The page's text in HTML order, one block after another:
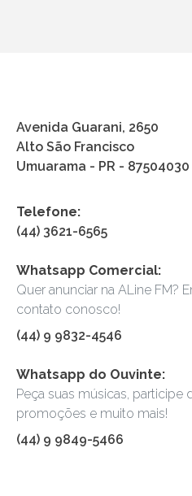
Avenida Guarani, 2650
Alto São Francisco
Umuarama - PR - 87504030
Telefone:
(44) 3621-6565
Whatsapp Comercial:
Quer anunciar na ALine FM?
contato conosco!
(44) 9 9832-4546
Whatsapp do Ouvinte:
Peça suas músicas, participe
promoções e muito mais!
(44) 9 9849-5466